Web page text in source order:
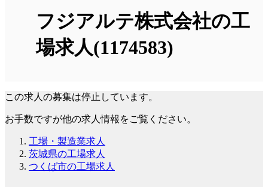
フジアルテ株式会社の工
場求人(1174583)
この求人の募集は停止しています。
お手数ですが他の求人情報をご覧ください。
工場・製造業求人
茨城県の工場求人
つくば市の工場求人